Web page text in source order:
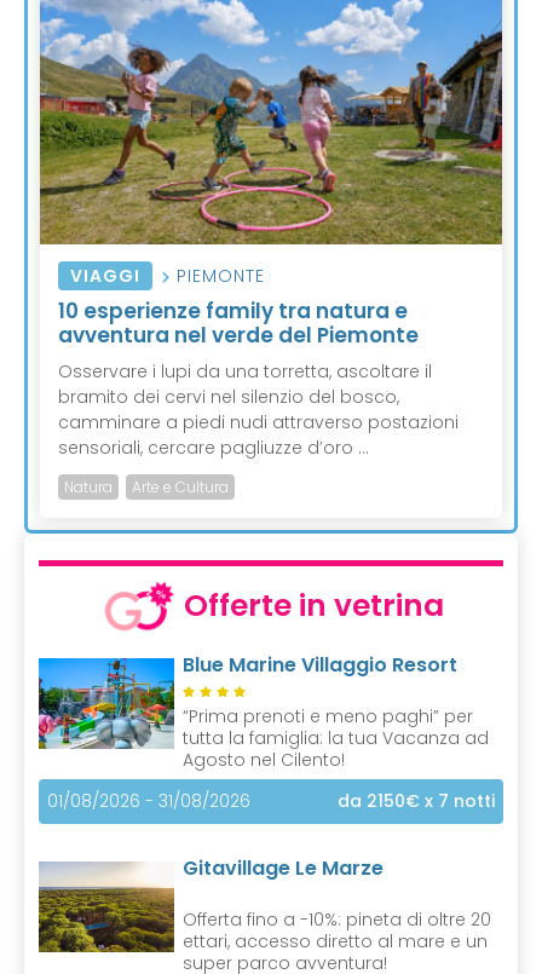
VIAGGI PIEMONTE
10 esperienze family tra natura e
avventura nel verde del Piemonte
Osservare i lupi da una torretta, ascoltare il
bramito dei cervi nel silenzio del bosco,
camminare a piedi nudi attraverso postazioni
sensoriali, cercare pagliuzze d’oro ...
Natura Arte e Cultura
Offerte in vetrina
Blue Marine Villaggio Resort
“Prima prenoti e meno paghi” per
tutta la famiglia: la tua Vacanza ad
Agosto nel Cilento!
01/08/2026 - 31/08/2026
da 2150€ x 7 notti
Gitavillage Le Marze
Offerta fino a -10%: pineta di oltre 20
ettari, accesso diretto al mare e un
super parco avventura!